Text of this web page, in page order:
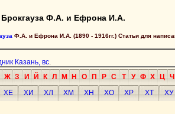
Ф.А. и Ефрона И.А.
Ф.А. и Ефрона И.А. (1890 - 1916гг.) Статьи для
Казань, вс.
Ж З И Й К Л М Н О П Р С Т У Ф Х Ц Ч
ХЕ ХИ ХЛ ХМ ХН ХО ХР ХТ ХУ